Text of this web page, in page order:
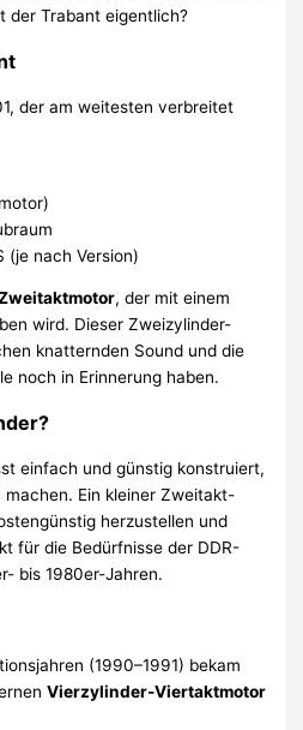
der Trabant eigentlich?
der am weitesten verbreitet
(je nach Version)
, der mit einem
wird. Dieser Zweizylinder-
knatternden Sound und die
noch in Erinnerung haben.
einfach und günstig konstruiert,
Ein kleiner Zweitakt-
herzustellen und
für die Bedürfnisse der DDR-
bis 1980er-Jahren.
(1990–1991) bekam
Vierzylinder-Viertaktmotor